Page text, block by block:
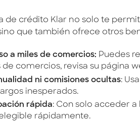
de crédito Klar no solo te
que también ofrece otros
a miles de comercios: Puedes
de comercios, revisa su página
ni comisiones ocultas:
inesperados.
rápida: Con solo acceder a
rápidamente.